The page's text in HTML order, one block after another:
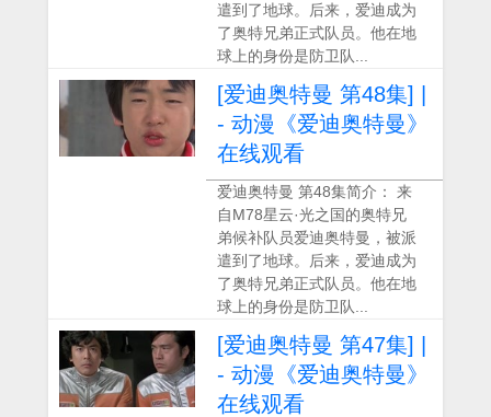
遣到了地球。后来，爱迪成为
了奥特兄弟正式队员。他在地
球上的身份是防卫队...
[爱迪奥特曼 第48集] |
- 动漫《爱迪奥特曼》
在线观看
爱迪奥特曼 第48集简介： 来
自M78星云·光之国的奥特兄
弟候补队员爱迪奥特曼，被派
遣到了地球。后来，爱迪成为
了奥特兄弟正式队员。他在地
球上的身份是防卫队...
[爱迪奥特曼 第47集] |
- 动漫《爱迪奥特曼》
在线观看